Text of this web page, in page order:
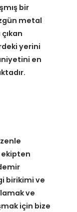
bir
metal
yerini
en
birikimi ve
ve
için bize